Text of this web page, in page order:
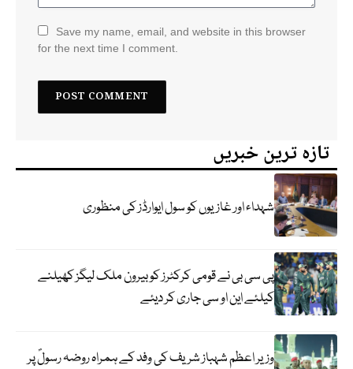
Save my name, email, and website in this browser
for the next time I comment.
تازہ ترین خبریں
شہداء اور غازیوں کو سول ایوارڈز کی منظوری
پی سی بی نے قومی کرکٹرز کو بیرون ملک لیگز کھیلنے
کیلئے این او سی جاری کر دیئے
وزیر اعظم شہباز شریف کی وفد کے ہمراہ روضہ رسولؐ پر